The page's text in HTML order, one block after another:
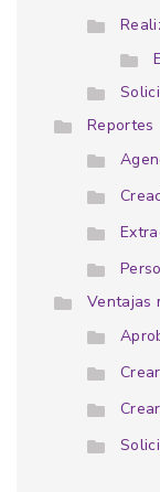
Reportes
Ventajas